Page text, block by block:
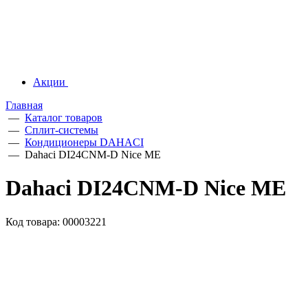
Акции
Главная
— Каталог товаров
— Сплит-системы
— Кондиционеры DAHACI
— Dahaci DI24CNM-D Nice ME
Dahaci DI24CNM-D Nice ME
Код товара: 00003221